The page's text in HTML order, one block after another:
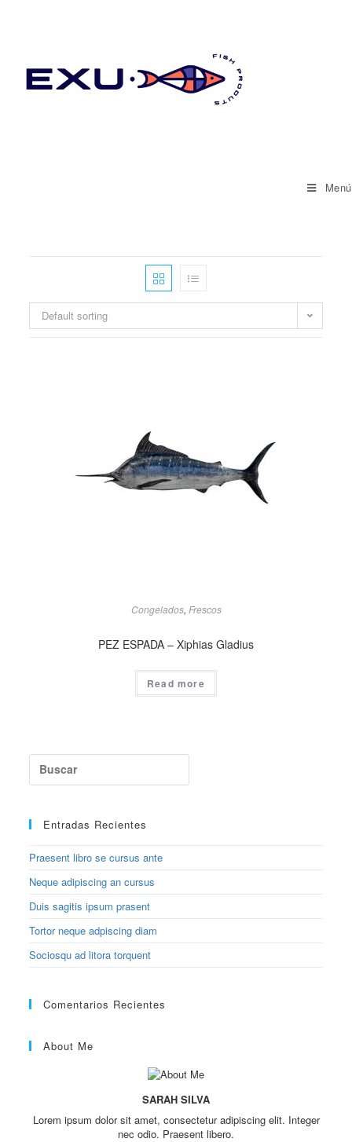
Menú
Default sorting
Congelados, Frescos
PEZ ESPADA – Xiphias Gladius
Read more
Buscar:
Entradas Recientes
Praesent libro se cursus ante
Neque adipiscing an cursus
Duis sagitis ipsum prasent
Tortor neque adpiscing diam
Sociosqu ad litora torquent
Comentarios Recientes
About Me
SARAH SILVA
Lorem ipsum dolor sit amet, consectetur adipiscing elit. Integer
nec odio. Praesent libero.